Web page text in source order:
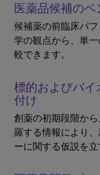
医薬品候補の
候補薬の前臨床パ
学の観点から、単
較できます。
標的およびバイ
付け
創薬の初期段階か
羅する情報により
ーに関する仮説を立